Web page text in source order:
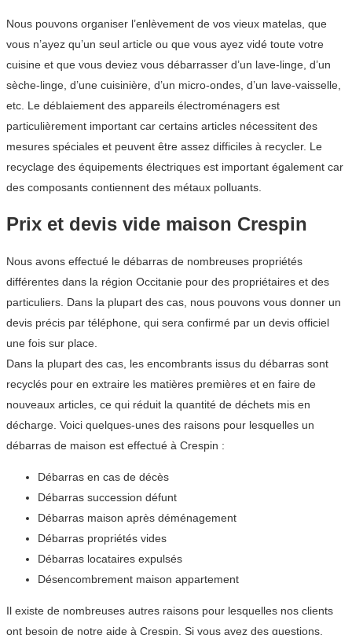
Nous pouvons organiser l’enlèvement de vos vieux matelas, que
vous n’ayez qu’un seul article ou que vous ayez vidé toute votre
cuisine et que vous deviez vous débarrasser d’un lave-linge, d’un
sèche-linge, d’une cuisinière, d’un micro-ondes, d’un lave-vaisselle,
etc. Le déblaiement des appareils électroménagers est
particulièrement important car certains articles nécessitent des
mesures spéciales et peuvent être assez difficiles à recycler. Le
recyclage des équipements électriques est important également car
des composants contiennent des métaux polluants.
Prix et devis vide maison Crespin
Nous avons effectué le débarras de nombreuses propriétés
différentes dans la région Occitanie pour des propriétaires et des
particuliers. Dans la plupart des cas, nous pouvons vous donner un
devis précis par téléphone, qui sera confirmé par un devis officiel
une fois sur place.
Dans la plupart des cas, les encombrants issus du débarras sont
recyclés pour en extraire les matières premières et en faire de
nouveaux articles, ce qui réduit la quantité de déchets mis en
décharge. Voici quelques-unes des raisons pour lesquelles un
débarras de maison est effectué à Crespin :
Débarras en cas de décès
Débarras succession défunt
Débarras maison après déménagement
Débarras propriétés vides
Débarras locataires expulsés
Désencombrement maison appartement
Il existe de nombreuses autres raisons pour lesquelles nos clients
ont besoin de notre aide à Crespin. Si vous avez des questions,